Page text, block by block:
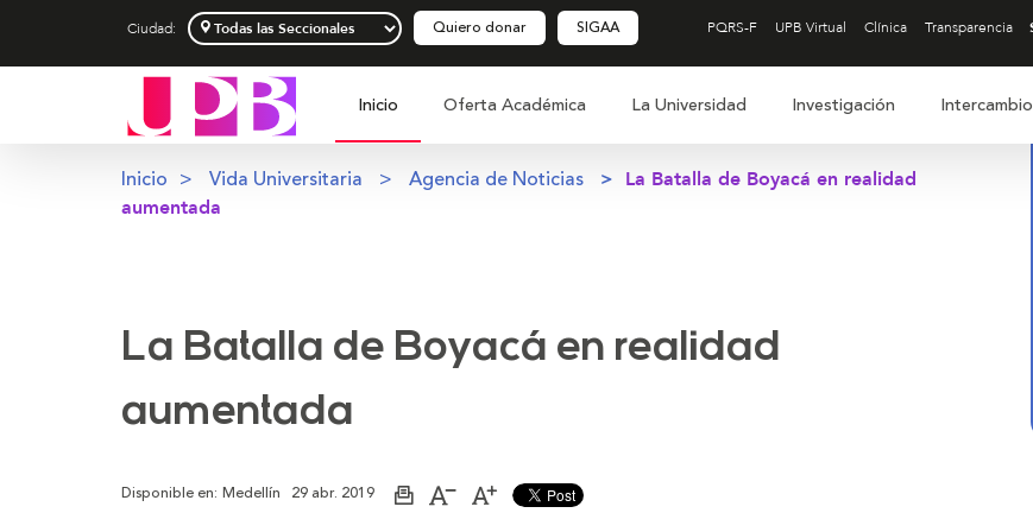
Ciudad: Quiero donar SIGAA PQRS-F UPB Virtual Clínica Transparencia
Inicio Oferta Académica La Universidad Investigación Intercambio
Inicio Vida Universitaria Agencia de Noticias
La Batalla de Boyacá en realidad
aumentada
La Batalla de Boyacá en realidad
aumentada
Disponible en: Medellín 29 abr. 2019
ImprimirAumentarDisminuir